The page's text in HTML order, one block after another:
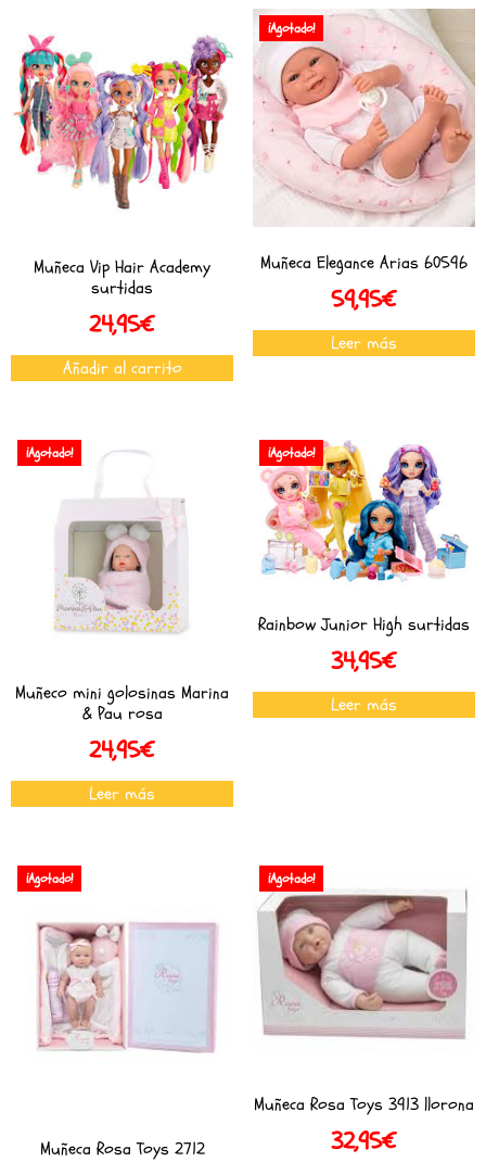
Muñeca Vip Hair Academy
surtidas
24,95€
Añadir al carrito
¡Agotado!
Muñeca Elegance Arias 60596
59,95€
Leer más
¡Agotado!
Muñeco mini golosinas Marina
& Pau rosa
24,95€
Leer más
¡Agotado!
Rainbow Junior High surtidas
34,95€
Leer más
¡Agotado!
Muñeca Rosa Toys 2712
¡Agotado!
Muñeca Rosa Toys 3913 llorona
32,95€